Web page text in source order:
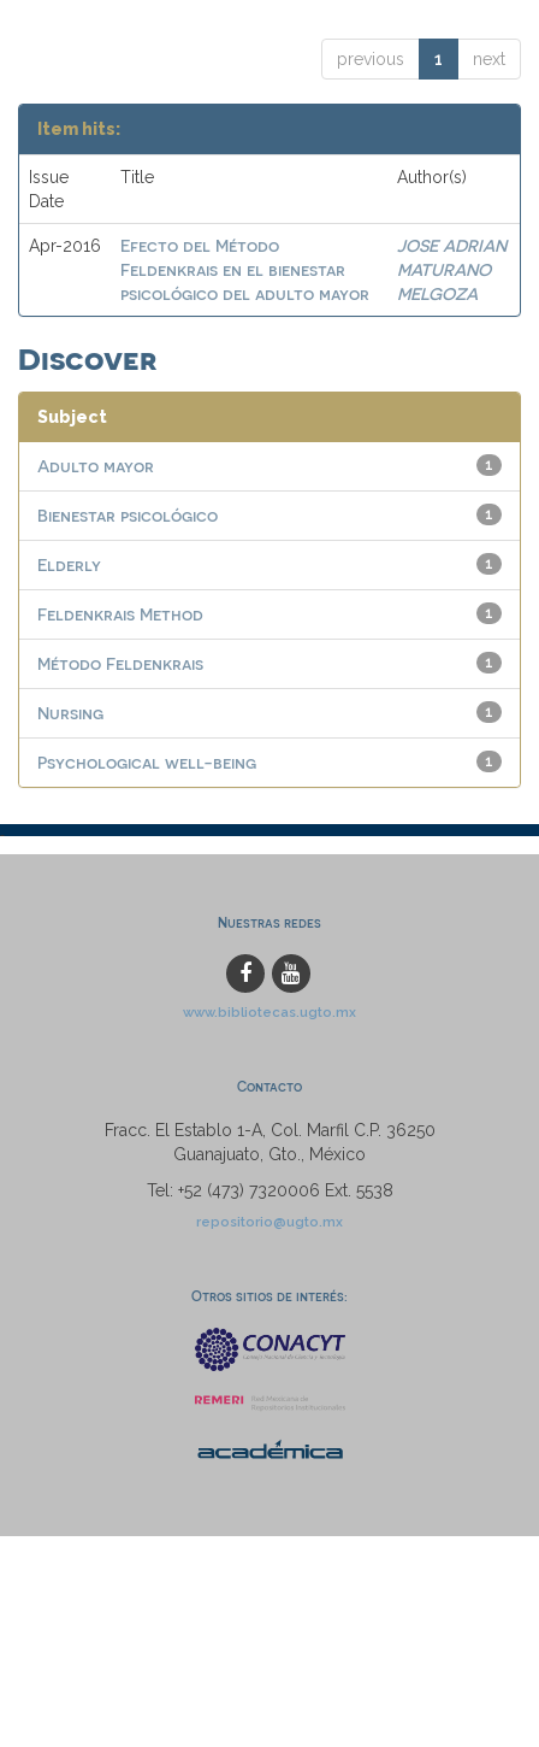
previous 1 next
Item hits:
Issue
Date
Title Author(s)
Apr-2016
Efecto del Método
Feldenkrais en el bienestar
psicológico del adulto mayor
JOSE ADRIAN
MATURANO
MELGOZA
Discover
Subject
1
Adulto mayor
1
Bienestar psicológico
1
Elderly
1
Feldenkrais Method
1
Método Feldenkrais
1
Nursing
1
Psychological well-being
Nuestras redes
www.bibliotecas.ugto.mx
Contacto
Fracc. El Establo 1-A, Col. Marfil C.P. 36250
Guanajuato, Gto., México
Tel: +52 (473) 7320006 Ext. 5538
repositorio@ugto.mx
Otros sitios de interés: